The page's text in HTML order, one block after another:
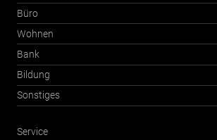
Büro
Wohnen
Bank
Bildung
Sonstiges
Service